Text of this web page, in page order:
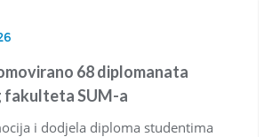
68 diplomanata
fakulteta SUM-a
i dodjela diploma studentima